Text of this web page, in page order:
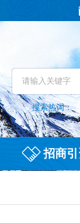
搜索热词：
招商